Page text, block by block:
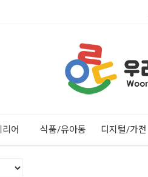
어 식품/유아동 디지털/가전